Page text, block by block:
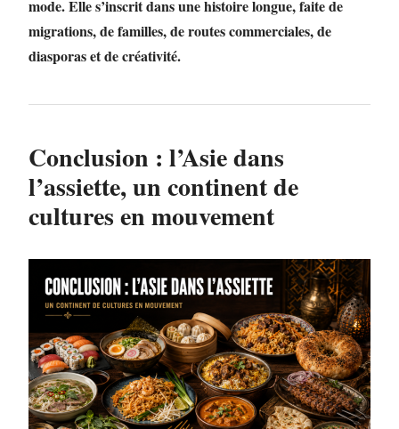
mode. Elle s’inscrit dans une histoire longue, faite de
migrations, de familles, de routes commerciales, de
diasporas et de créativité.
Conclusion : l’Asie dans
l’assiette, un continent de
cultures en mouvement